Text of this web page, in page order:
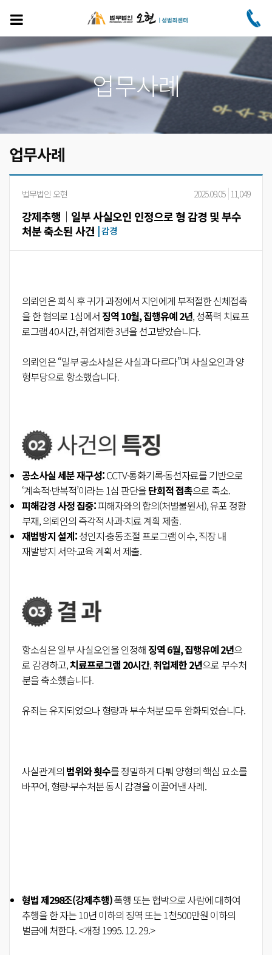
주
요
콘
텐
츠
건
뛰
업무사례
업무사례
법무법인 오현 2025.09.05 11,049
강제추행│일부 사실오인 인정으로 형 감경 및 부수
처분 축소된 사건 감경
의뢰인은 회식 후 귀가 과정에서 지인에게 부적절한 신체접촉
을 한 혐의로 1심에서 징역 10월, 집행유예 2년, 성폭력 치료프
로그램 40시간, 취업제한 3년을 선고받았습니다.
의뢰인은 “일부 공소사실은 사실과 다르다”며 사실오인과 양
형부당으로 항소했습니다.
공소사실 세분 재구성:CCTV·통화기록·동선자료를 기반으로
‘계속적·반복적’이라는 1심 판단을단회적 접촉으로 축소.
피해감경 사정 집중:피해자와의 합의(처벌불원서), 유포 정황
부재, 의뢰인의 즉각적 사과·치료 계획 제출.
재범방지 설계:성인지·충동조절 프로그램 이수, 직장 내
재발방지 서약·교육 계획서 제출.
항소심은 일부 사실오인을 인정해 징역 6월, 집행유예 2년으
로 감경하고,치료프로그램 20시간,취업제한 2년으로 부수처
분을 축소했습니다.
유죄는 유지되었으나 형량과 부수처분 모두 완화되었습니다.
사실관계의 범위와 횟수를 정밀하게 다퉈 양형의 핵심 요소를
바꾸어, 형량·부수처분 동시 감경을 이끌어낸 사례.
형법제298조(강제추행)폭행 또는 협박으로 사람에 대하여
추행을 한 자는 10년 이하의 징역 또는 1천500만원 이하의
벌금에 처한다.<개정 1995. 12. 29.>